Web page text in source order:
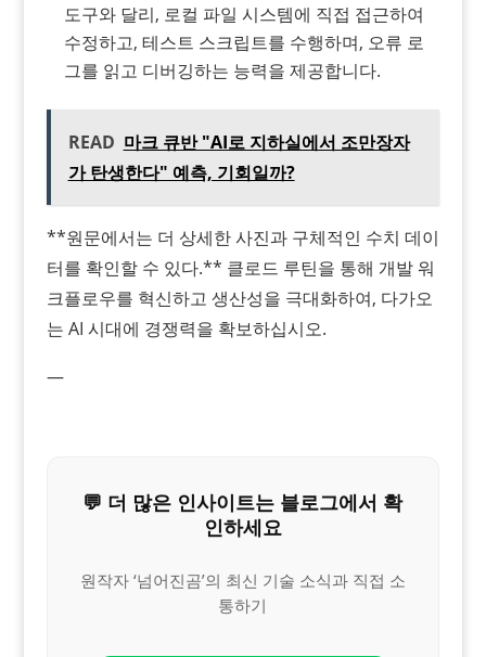
도구와 달리, 로컬 파일 시스템에 직접 접근하여
수정하고, 테스트 스크립트를 수행하며, 오류 로
그를 읽고 디버깅하는 능력을 제공합니다.
READ 마크 큐반 "AI로 지하실에서 조만장자
가 탄생한다" 예측, 기회일까?
**원문에서는 더 상세한 사진과 구체적인 수치 데이
터를 확인할 수 있다.** 클로드 루틴을 통해 개발 워
크플로우를 혁신하고 생산성을 극대화하여, 다가오
는 AI 시대에 경쟁력을 확보하십시오.
—
💬 더 많은 인사이트는 블로그에서 확
인하세요
원작자 ‘넘어진곰’의 최신 기술 소식과 직접 소
통하기